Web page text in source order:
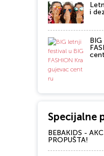
i
Specijalne
BEBAKIDS -
PROPUŠTA!